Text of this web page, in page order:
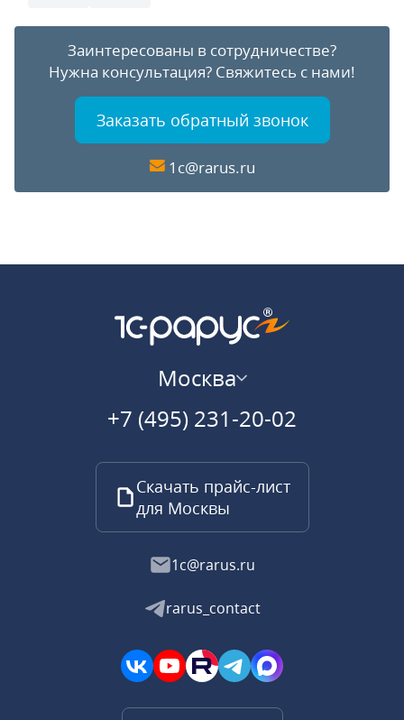
Заинтересованы в сотрудничестве?
Нужна консультация? Свяжитесь с нами!
Заказать обратный звонок
1c@rarus.ru
Москва
+7 (495) 231-20-02
Скачать прайс-лист
для Москвы
1c@rarus.ru
rarus_contact